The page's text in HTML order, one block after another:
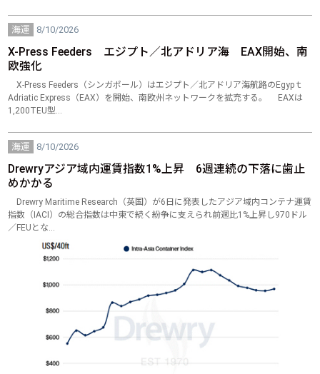
海運 8/10/2026
X-Press Feeders エジプト／北アドリア海 EAX開始、南
欧強化
X-Press Feeders（シンガポール）はエジプト／北アドリア海航路のEgypｔ
Adriatic Express（EAX）を開始、南欧州ネットワークを拡充する。 EAXは
1,200TEU型…
海運 8/10/2026
Drewryアジア域内運賃指数1%上昇 6週連続の下落に歯止
めかかる
Drewry Maritime Research（英国）が6日に発表したアジア域内コンテナ運賃
指数（IACI）の総合指数は中東で続く紛争に支えられ前週比1%上昇し970ドル
／FEUとな…